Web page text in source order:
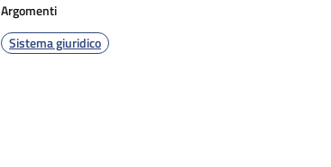
Argomenti
Sistema giuridico